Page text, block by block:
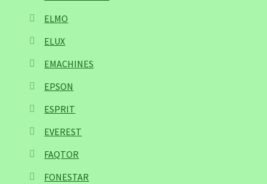
ELMO
ELUX
EMACHINES
EPSON
ESPRIT
EVEREST
FAQTOR
FONESTAR